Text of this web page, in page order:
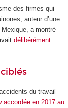
des firmes qui
auteur d’une
Mexique, a montré
délibérément
du travail
accordée en 2017 au